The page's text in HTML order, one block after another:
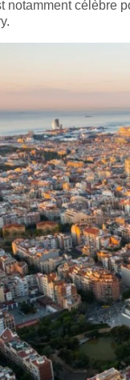
notamment célèbre